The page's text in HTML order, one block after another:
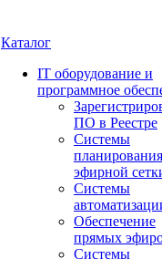
Каталог
IT оборудование и
программное
ПО в Реестре
Системы
планирования
эфирной
Системы
Обеспечение
прямых
Системы